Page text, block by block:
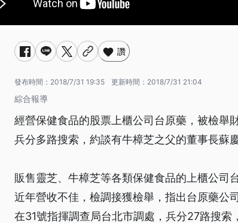
讚
發布時間： 2018/7/31 19:35 更新時間： 2018/7/31 21:04
綜合報導
經營保健食品的股票上櫃公司台原藥，被檢舉
兵分多路搜索，約談有牛樟芝之父的董事長蘇
販售靈芝、牛樟芝等各類保健食品的上櫃公司
近年營收不佳，檢調接獲檢舉，指出台原藥公
在31號指揮調查局台北市調處，兵分27路搜